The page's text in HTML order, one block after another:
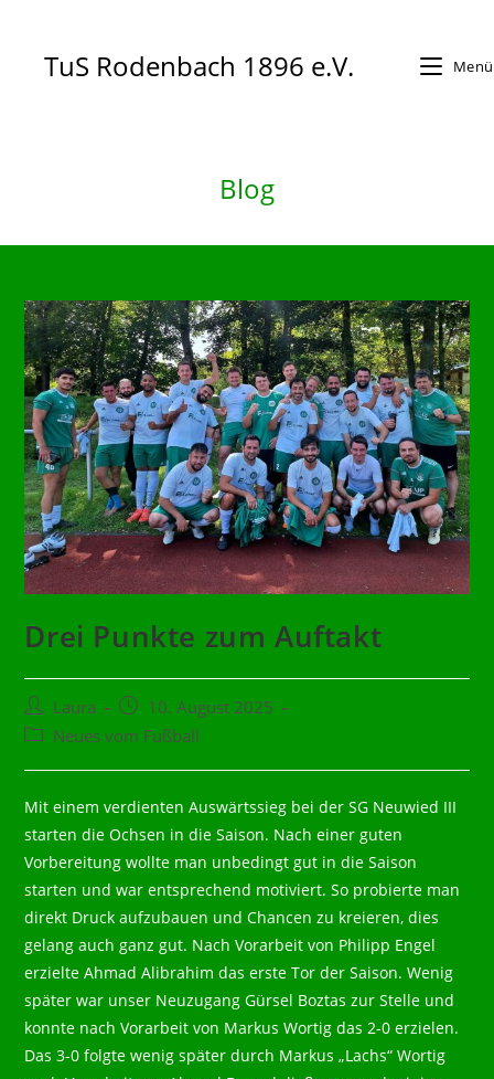
springenTuS Rodenbach 1896 e.V. Menü
Blog
Drei Punkte zum Auftakt
Beitrags-
Autor:
Laura
Beitrag
veröffentlicht:
10. August 2025
Beitrags-
Neues vom Fußball
Mit einem verdienten Auswärtssieg bei der SG Neuwied III
starten die Ochsen in die Saison. Nach einer guten
Vorbereitung wollte man unbedingt gut in die Saison
starten und war entsprechend motiviert. So probierte man
direkt Druck aufzubauen und Chancen zu kreieren, dies
gelang auch ganz gut. Nach Vorarbeit von Philipp Engel
erzielte Ahmad Alibrahim das erste Tor der Saison. Wenig
später war unser Neuzugang Gürsel Boztas zur Stelle und
konnte nach Vorarbeit von Markus Wortig das 2-0 erzielen.
Das 3-0 folgte wenig später durch Markus „Lachs“ Wortig